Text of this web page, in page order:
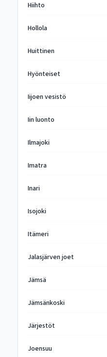
Hiihto
Hollola
Huittinen
Hyönteiset
Iijoen vesistö
Iin luonto
Ilmajoki
Imatra
Inari
Isojoki
Itämeri
Jalasjärven joet
Jämsä
Jämsänkoski
Järjestöt
Joensuu